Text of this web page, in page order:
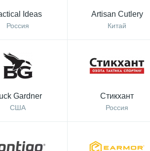
Ideas
Россия
Artisan Cutlery
Китай
Gardner
США
Стикхант
Россия